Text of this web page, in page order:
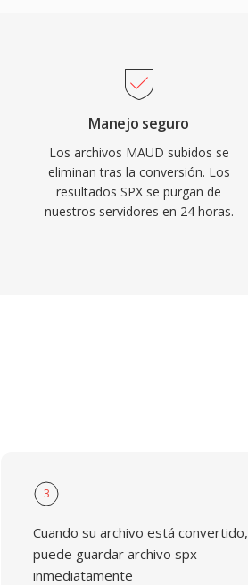
Manejo seguro
Los archivos MAUD subidos se
eliminan tras la conversión. Los
resultados SPX se purgan de
nuestros servidores en 24 horas.
3
Cuando su archivo está convertido,
puede guardar archivo spx
inmediatamente